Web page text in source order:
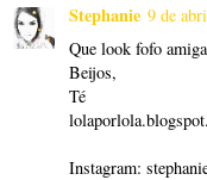
Stephanie 9 de
Que look fofo
Beijos,
Té
Instagram: